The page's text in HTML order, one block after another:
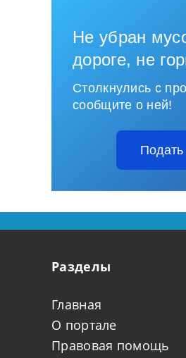
Не убран
дороге, не
Столкнулись с
сообщите о ней!
Разделы
Главная
О портале
Правовая помощь